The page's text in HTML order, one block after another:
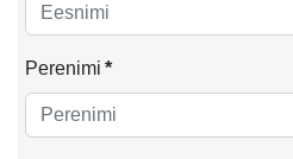
Perenimi *